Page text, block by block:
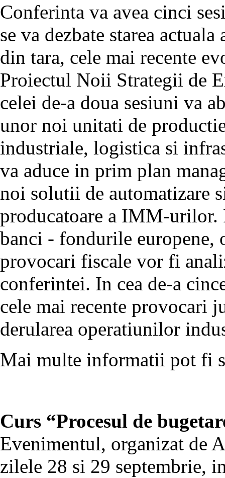
Conferinta va avea cinci
se va dezbate starea
din tara, cele mai recente
Proiectul Noii Strategii de
celei de-a doua sesiuni va
unor noi unitati de
industriale, logistica si
va aduce in prim plan
noi solutii de automatizare
producatoare a IMM-urilor.
banci - fondurile
provocari fiscale vor fi
conferintei. In cea de-a
cele mai recente provocari
derularea operatiunilor
Mai multe informatii pot fi
Curs “Procesul de
Evenimentul, organizat de
zilele 28 si 29 septembrie,